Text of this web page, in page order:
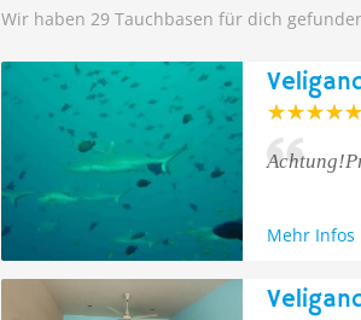
Wir haben 29 Tauchbasen für dich
Mehr Infos